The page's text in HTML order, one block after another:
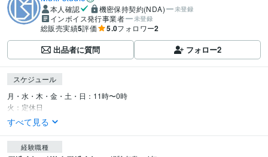
本人確認 機密保持契約(NDA) 未登録
インボイス発行事業者 未登録
総販売実績5評価 5.0フォロワー2
出品者に質問 フォロー2
スケジュール
月・水・木・金・土・日：11時〜0時
火：定休日
すべて見る
経験職種